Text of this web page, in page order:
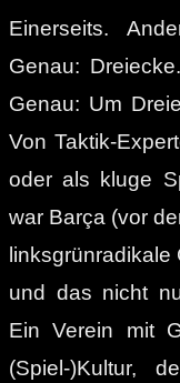
Einerseits.
Genau:
Genau: Um
Von Taktik-
oder als kluge
war Barça (vor
linksgrünradikale
und das nicht
Ein Verein mit
(Spiel-)Kultur,